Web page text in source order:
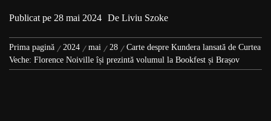
Publicat pe 28 mai 2024 De Liviu Szoke
Prima pagină 2024 mai 28
Carte despre Kundera lansată de Curtea
Veche: Florence Noiville își prezintă volumul la Bookfest și Brașov